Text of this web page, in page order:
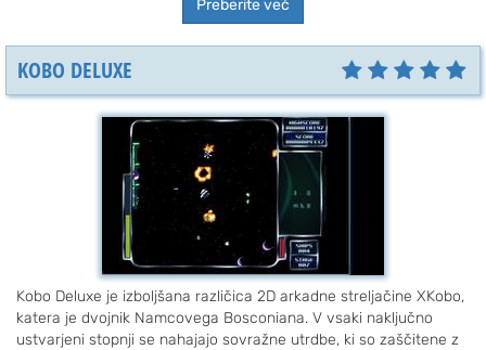
Preberite več
KOBO DELUXE
Kobo Deluxe je izboljšana različica 2D arkadne streljačine XKobo,
katera je dvojnik Namcovega Bosconiana. V vsaki naključno
ustvarjeni stopnji se nahajajo sovražne utrdbe, ki so zaščitene z